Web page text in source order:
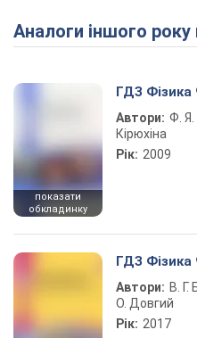
Аналоги іншого
показати
обкладинку
ГДЗ Фізика
Автори: Ф. Я.
Кірюхіна
Рік: 2009
ГДЗ Фізика
Автори: В. Г.
О. Довгий
Рік: 2017